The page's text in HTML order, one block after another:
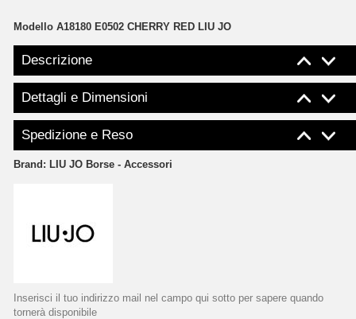
Modello A18180 E0502 CHERRY RED LIU JO
Descrizione
Dettagli e Dimensioni
Spedizione e Reso
Brand: LIU JO Borse - Accessori
Inserisci il tuo indirizzo mail nel campo qui sotto per sapere quando
tornerà disponibile